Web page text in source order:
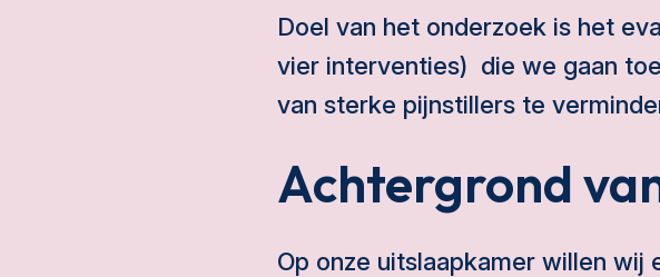
Doel van het onderzoek is het
vier interventies) die we gaan
van sterke pijnstillers te
Achtergrond
Op onze uitslaapkamer willen